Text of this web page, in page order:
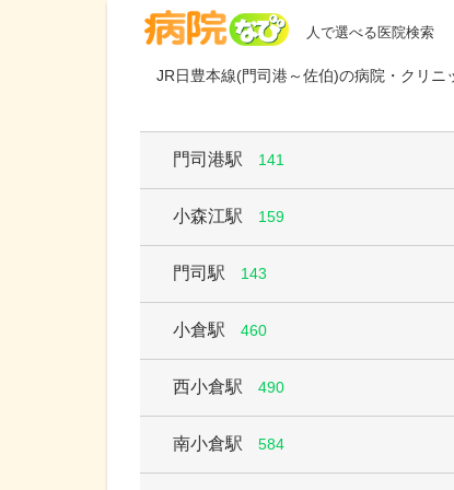
人で選べる医院検索
JR日豊本線(門司港～佐伯)の病院・クリニ
門司港駅 141
小森江駅 159
門司駅 143
小倉駅 460
西小倉駅 490
南小倉駅 584